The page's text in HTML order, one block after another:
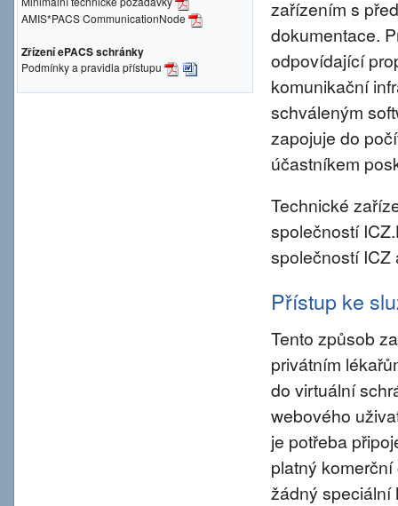
AMIS*PACS CommunicationNode
Zřízení ePACS schránky
Podmínky a pravidla přístupu
zařízením s
dokumentace.
odpovídající
komunikační
schváleným
zapojuje do
účastníkem
Technické
společností
společností ICZ
Přístup ke
Tento způsob
privátním
do virtuální
webového
je potřeba
platný
žádný speciální